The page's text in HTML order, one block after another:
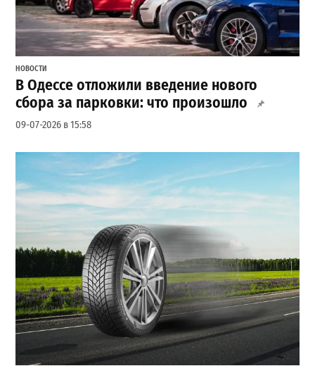
НОВОСТИ
В Одессе отложили введение нового
сбора за парковки: что произошло
09-07-2026 в 15:58